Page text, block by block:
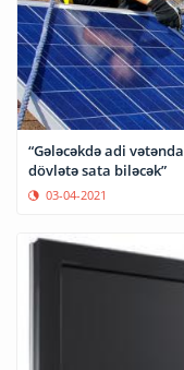
“Gələcəkdə adi
dövlətə sata biləcək”
03-04-2021